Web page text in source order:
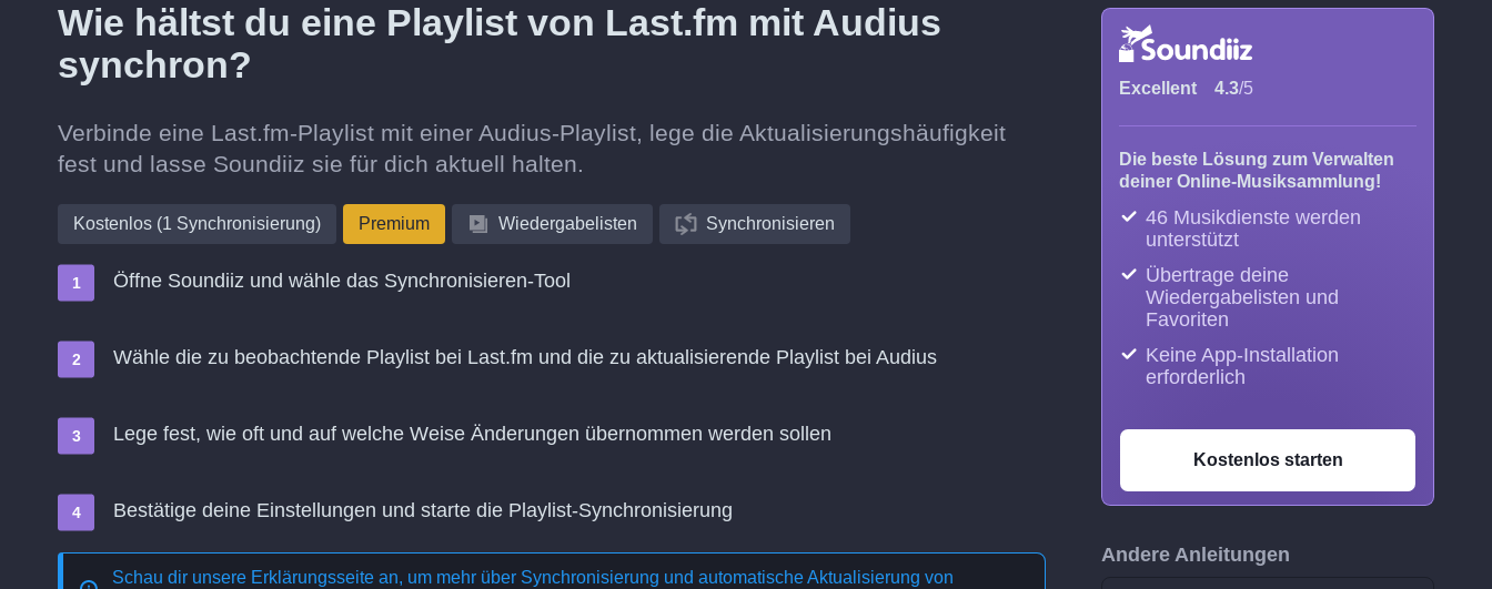
Wie hältst du eine Playlist von Last.fm mit Audius
synchron?
Verbinde eine Last.fm-Playlist mit einer Audius-Playlist, lege die Aktualisierungshäufigkeit
fest und lasse Soundiiz sie für dich aktuell halten.
Kostenlos (1 Synchronisierung) Premium Wiedergabelisten Synchronisieren
Öffne Soundiiz und wähle das Synchronisieren-Tool
Wähle die zu beobachtende Playlist bei Last.fm und die zu aktualisierende Playlist bei Audius
Lege fest, wie oft und auf welche Weise Änderungen übernommen werden sollen
Bestätige deine Einstellungen und starte die Playlist-Synchronisierung
Schau dir unsere Erklärungsseite an, um mehr über Synchronisierung und automatische Aktualisierung von
Excellent 4.3/5
Die beste Lösung zum Verwalten
deiner Online-Musiksammlung!
46 Musikdienste werden
unterstützt
Übertrage deine
Wiedergabelisten und
Favoriten
Keine App-Installation
erforderlich
Kostenlos starten
Andere Anleitungen